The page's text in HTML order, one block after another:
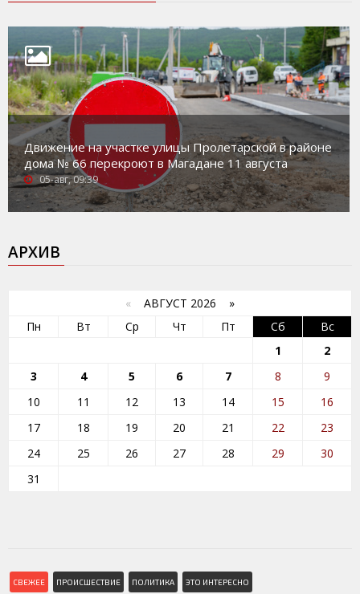
Движение на участке улицы Пролетарской в районе
дома № 66 перекроют в Магадане 11 августа
05-авг, 09:39
АРХИВ
« АВГУСТ 2026 »
Пн
Вт Ср Чт Пт Сб
Вс
1
2
3
4 5 6 7 8
9
10
11 12 13 14 15
16
17
18 19 20 21 22
23
24
25 26 27 28 29
30
31
СВЕЖЕЕ ПРОИСШЕСТВИЕ ПОЛИТИКА ЭТО ИНТЕРЕСНО